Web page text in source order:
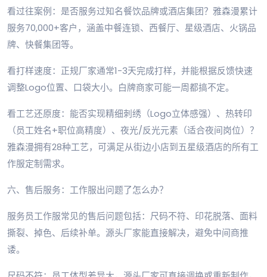
看过往案例：是否服务过知名餐饮品牌或酒店集团？雅森漫累计
服务70,000+客户，涵盖中餐连锁、西餐厅、星级酒店、火锅品
牌、快餐集团等。
看打样速度：正规厂家通常1-3天完成打样，并能根据反馈快速
调整Logo位置、口袋大小。白牌商家可能一周都搞不定。
看工艺还原度：能否实现精细刺绣（Logo立体感强）、热转印
（员工姓名+职位高精度）、夜光/反光元素（适合夜间岗位）？
雅森漫拥有28种工艺，可满足从街边小店到五星级酒店的所有工
作服定制需求。
六、售后服务：工作服出问题了怎么办？
服务员工作服常见的售后问题包括：尺码不符、印花脱落、面料
撕裂、掉色、后续补单。源头厂家能直接解决，避免中间商推
诿。